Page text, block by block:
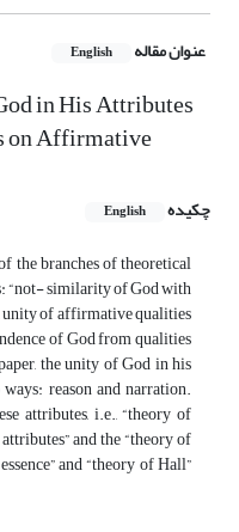
عنوان مقاله English
in His Attributes
on Affirmative
چکیده English
the branches of theoretical
“not- similarity of God with
unity of affirmative qualities
of God from qualities
the unity of God in his
reason and narration.
attributes, i.e., “theory of
and the “theory of
and “theory of Hall”